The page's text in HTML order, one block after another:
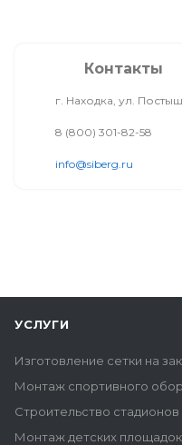
Контакты
г. Находка, ул.
8 (800) 301-82-58
info@siberg.ru
УСЛУГИ
Изготовление сетки на
Монтаж спортивного
Строительство стадионов
Монтаж детских